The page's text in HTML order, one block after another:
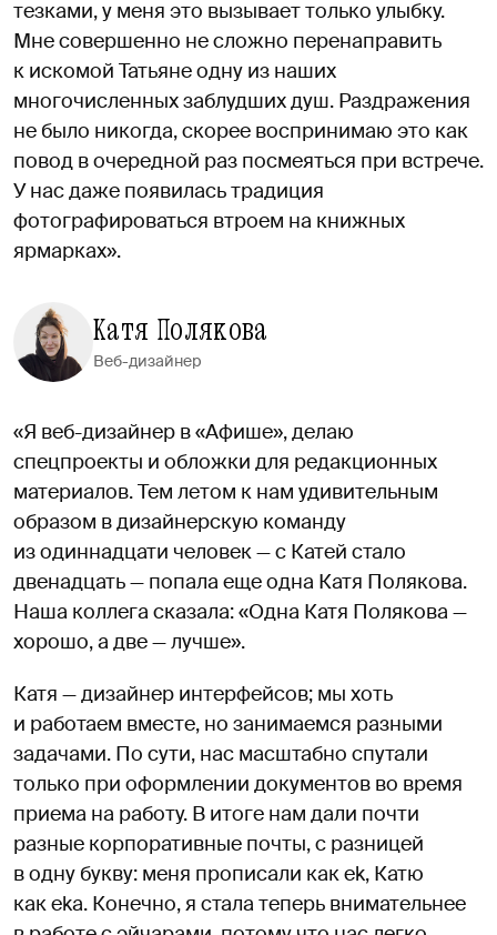
тезками, у меня это вызывает только улыбку.
Мне совершенно не сложно перенаправить
к искомой Татьяне одну из наших
многочисленных заблудших душ. Раздражения
не было никогда, скорее воспринимаю это как
повод в очередной раз посмеяться при встрече.
У нас даже появилась традиция
фотографироваться втроем на книжных
ярмарках».
Катя Полякова
Веб-дизайнер
«Я веб-дизайнер в «Афише», делаю
спецпроекты и обложки для редакционных
материалов. Тем летом к нам удивительным
образом в дизайнерскую команду
из одиннадцати человек — с Катей стало
двенадцать — попала еще одна Катя Полякова.
Наша коллега сказала: «Одна Катя Полякова —
хорошо, а две — лучше».
Катя — дизайнер интерфейсов; мы хоть
и работаем вместе, но занимаемся разными
задачами. По сути, нас масштабно спутали
только при оформлении документов во время
приема на работу. В итоге нам дали почти
разные корпоративные почты, с разницей
в одну букву: меня прописали как ek, Катю
как eka. Конечно, я стала теперь внимательнее